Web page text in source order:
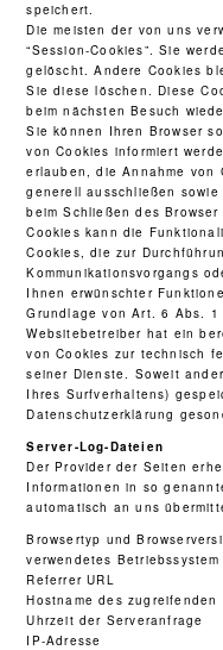
speichert.
Die meisten der von uns
“Session-Cookies”. Sie
gelöscht. Andere Cookies
Sie diese löschen. Diese
beim nächsten Besuch
Sie können Ihren Browser
von Cookies informiert
erlauben, die Annahme von
generell ausschließen
beim Schließen des
Cookies kann die
Cookies, die zur
Kommunikationsvorgangs
Ihnen erwünschter
Grundlage von Art. 6 Abs.
Websitebetreiber hat ein
von Cookies zur technisch
seiner Dienste. Soweit
Ihres Surfverhaltens)
Datenschutzerklärung
Server-Log-Dateien
Der Provider der Seiten
Informationen in so
automatisch an uns
Browsertyp und
verwendetes Betriebssystem
Referrer URL
Hostname des zugreifenden
Uhrzeit der Serveranfrage
IP-Adresse